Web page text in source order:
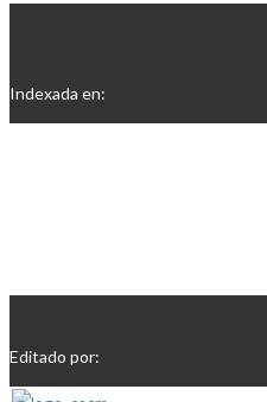
Indexada en:
Editado por: